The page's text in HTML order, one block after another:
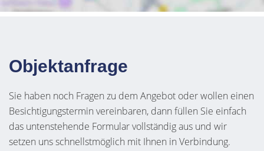
Objektanfrage
Sie haben noch Fragen zu dem Angebot oder wollen einen
Besichtigungstermin vereinbaren, dann füllen Sie einfach
das untenstehende Formular vollständig aus und wir
setzen uns schnellstmöglich mit Ihnen in Verbindung.